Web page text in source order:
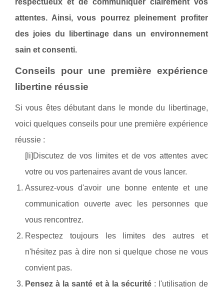
respectueux et de communiquer clairement vos
attentes. Ainsi, vous pourrez pleinement profiter
des joies du libertinage dans un environnement
sain et consenti.
Conseils pour une première expérience
libertine réussie
Si vous êtes débutant dans le monde du libertinage,
voici quelques conseils pour une première expérience
réussie :
[li]Discutez de vos limites et de vos attentes avec
votre ou vos partenaires avant de vous lancer.
Assurez-vous d'avoir une bonne entente et une
communication ouverte avec les personnes que
vous rencontrez.
Respectez toujours les limites des autres et
n'hésitez pas à dire non si quelque chose ne vous
convient pas.
Pensez à la santé et à la sécurité : l'utilisation de